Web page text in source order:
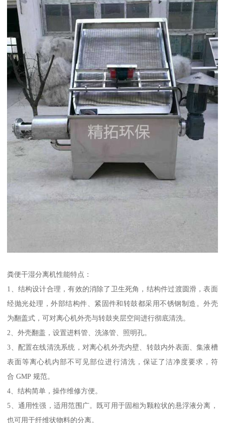
粪便干湿分离机性能特点：
1、结构设计合理，有效的消除了卫生死角，结构件过渡圆滑，表面
经抛光处理，外部结构件、紧固件和转鼓都采用不锈钢制造。外壳
为翻盖式，可对离心机外壳与转鼓夹层空间进行彻底清洗。
2、外壳翻盖，设置进料管、洗涤管、照明孔。
3、配置在线清洗系统，对离心机外壳内壁、转鼓内外表面、集液槽
表面等离心机内部不可见部位进行清洗，保证了洁净度要求，符
合 GMP 规范。
4、结构简单，操作维修方便。
5、通用性强，适用范围广。既可用于固相为颗粒状的悬浮液分离，
也可用于纤维状物料的分离。